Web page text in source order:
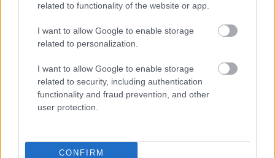
related to functionality of the website or app.
I want to allow Google to enable storage
related to personalization.
I want to allow Google to enable storage
related to security, including authentication
functionality and fraud prevention, and other
user protection.
CONFIRM
A projekt részeként megújulnak a területen található
műemlékek, köztük a különleges Műromok, valamint a közeli
Várkanyarban álló Nepomuki Szent János híd és szobor is.
M1 bővítés: már zajlik a teljesen új
Bicske Kelet csomópont építése
csomópont épül Angyalföldön